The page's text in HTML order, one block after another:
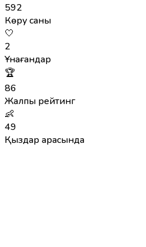
592
Көру саны
🤍
2
Ұнағандар
🏆
86
Жалпы рейтинг
👶
49
Қыздар арасында